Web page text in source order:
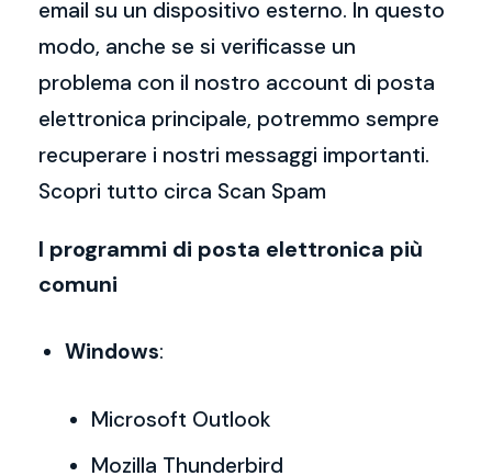
email su un dispositivo esterno. In questo
modo, anche se si verificasse un
problema con il nostro account di posta
elettronica principale, potremmo sempre
recuperare i nostri messaggi importanti.
Scopri tutto circa Scan Spam
I programmi di posta elettronica più
comuni
Windows:
Microsoft Outlook
Mozilla Thunderbird